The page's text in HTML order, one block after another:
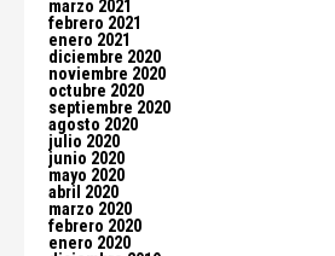
marzo 2021
febrero 2021
enero 2021
diciembre 2020
noviembre 2020
octubre 2020
septiembre 2020
agosto 2020
julio 2020
junio 2020
mayo 2020
abril 2020
marzo 2020
febrero 2020
enero 2020